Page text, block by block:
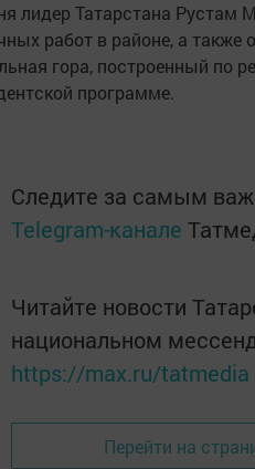
лидер Татарстана Рустам
работ в районе, а
гора, построенный по
программе.
Следите за самым
Telegram-канале
Читайте новости
национальном
https://max.ru/tatmedia
Перейти на